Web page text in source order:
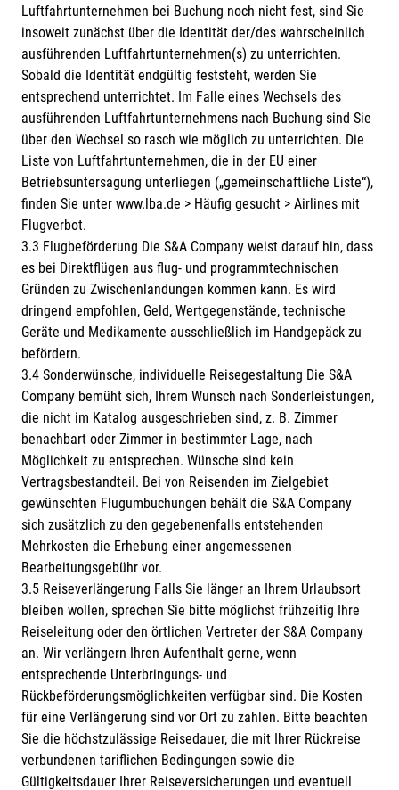
Luftfahrtunternehmen bei Buchung noch nicht fest, sind Sie
insoweit zunächst über die Identität der/des wahrscheinlich
ausführenden Luftfahrtunternehmen(s) zu unterrichten.
Sobald die Identität endgültig feststeht, werden Sie
entsprechend unterrichtet. Im Falle eines Wechsels des
ausführenden Luftfahrtunternehmens nach Buchung sind Sie
über den Wechsel so rasch wie möglich zu unterrichten. Die
Liste von Luftfahrtunternehmen, die in der EU einer
Betriebsuntersagung unterliegen („gemeinschaftliche Liste“),
finden Sie unter www.lba.de > Häufig gesucht > Airlines mit
Flugverbot.
3.3 Flugbeförderung Die S&A Company weist darauf hin, dass
es bei Direktflügen aus flug- und programmtechnischen
Gründen zu Zwischenlandungen kommen kann. Es wird
dringend empfohlen, Geld, Wertgegenstände, technische
Geräte und Medikamente ausschließlich im Handgepäck zu
befördern.
3.4 Sonderwünsche, individuelle Reisegestaltung Die S&A
Company bemüht sich, Ihrem Wunsch nach Sonderleistungen,
die nicht im Katalog ausgeschrieben sind, z. B. Zimmer
benachbart oder Zimmer in bestimmter Lage, nach
Möglichkeit zu entsprechen. Wünsche sind kein
Vertragsbestandteil. Bei von Reisenden im Zielgebiet
gewünschten Flugumbuchungen behält die S&A Company
sich zusätzlich zu den gegebenenfalls entstehenden
Mehrkosten die Erhebung einer angemessenen
Bearbeitungsgebühr vor.
3.5 Reiseverlängerung Falls Sie länger an Ihrem Urlaubsort
bleiben wollen, sprechen Sie bitte möglichst frühzeitig Ihre
Reiseleitung oder den örtlichen Vertreter der S&A Company
an. Wir verlängern Ihren Aufenthalt gerne, wenn
entsprechende Unterbringungs- und
Rückbeförderungsmöglichkeiten verfügbar sind. Die Kosten
für eine Verlängerung sind vor Ort zu zahlen. Bitte beachten
Sie die höchstzulässige Reisedauer, die mit Ihrer Rückreise
verbundenen tariflichen Bedingungen sowie die
Gültigkeitsdauer Ihrer Reiseversicherungen und eventuell